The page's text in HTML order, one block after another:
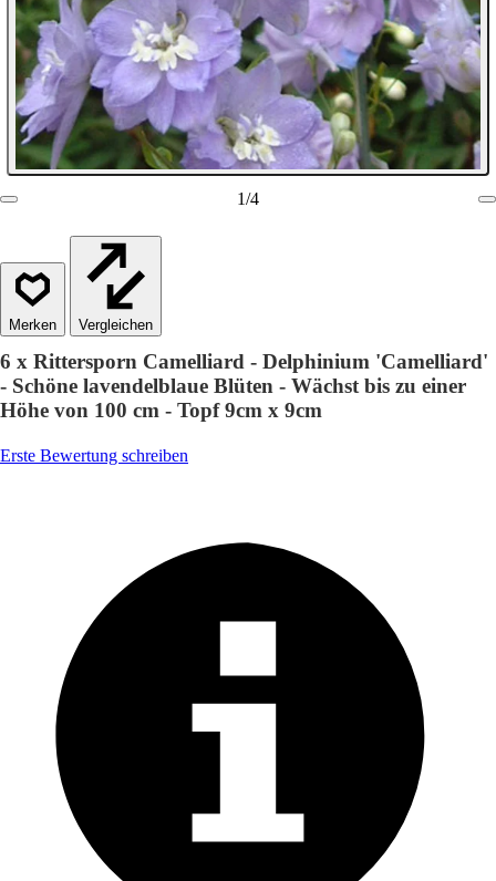
1/4
Vergleichen
6 x Rittersporn Camelliard - Delphinium 'Camelliard'
- Schöne lavendelblaue Blüten - Wächst bis zu einer
Höhe von 100 cm - Topf 9cm x 9cm
Erste Bewertung schreiben